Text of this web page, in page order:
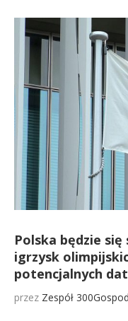
Polska będzie
igrzysk
potencjalnych
przez Zespół